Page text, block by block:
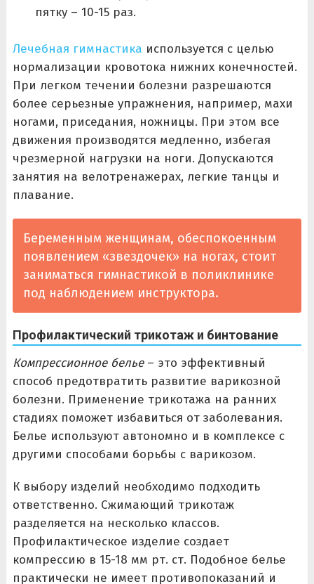
пятку – 10-15 раз.
Лечебная гимнастика используется с целью
нормализации кровотока нижних конечностей.
При легком течении болезни разрешаются
более серьезные упражнения, например, махи
ногами, приседания, ножницы. При этом все
движения производятся медленно, избегая
чрезмерной нагрузки на ноги. Допускаются
занятия на велотренажерах, легкие танцы и
плавание.
Беременным женщинам, обеспокоенным
появлением «звездочек» на ногах, стоит
заниматься гимнастикой в поликлинике
под наблюдением инструктора.
Профилактический трикотаж и бинтование
Компрессионное белье– это эффективный
способ предотвратить развитие варикозной
болезни. Применение трикотажа на ранних
стадиях поможет избавиться от заболевания.
Белье используют автономно и в комплексе с
другими способами борьбы с варикозом.
К выбору изделий необходимо подходить
ответственно. Сжимающий трикотаж
разделяется на несколько классов.
Профилактическое изделие создает
компрессию в 15-18 мм рт. ст. Подобное белье
практически не имеет противопоказаний и